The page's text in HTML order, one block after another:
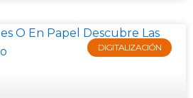
DIGITALIZACIÓN